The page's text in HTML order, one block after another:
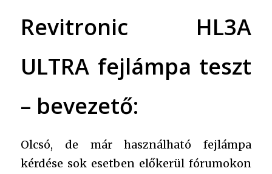
Revitronic HL3A
ULTRA fejlámpa teszt
– bevezető:
Olcsó, de már használható fejlámpa
kérdése sok esetben előkerül fórumokon